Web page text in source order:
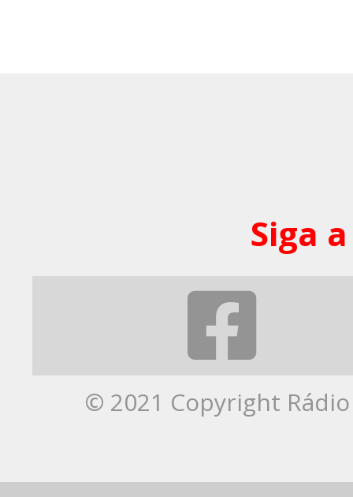
Siga
© 2021 Copyright